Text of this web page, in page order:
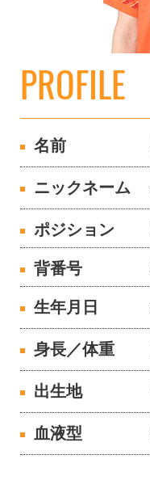
PROFILE
名前
ニックネーム
ポジション
背番号
生年月日
身長／体重
出生地
血液型